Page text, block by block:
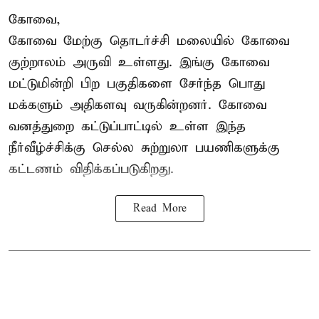
கோவை,
கோவை மேற்கு தொடர்ச்சி மலையில் கோவை
குற்றாலம் அருவி உள்ளது. இங்கு கோவை
மட்டுமின்றி பிற பகுதிகளை சேர்ந்த பொது
மக்களும் அதிகளவு வருகின்றனர். கோவை
வனத்துறை கட்டுப்பாட்டில் உள்ள இந்த
நீர்வீழ்ச்சிக்கு செல்ல சுற்றுலா பயணிகளுக்கு
கட்டணம் விதிக்கப்படுகிறது.
Read More